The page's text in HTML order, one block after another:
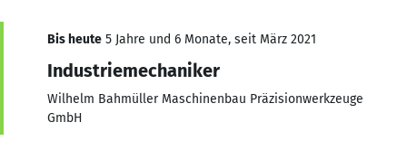
Bis heute 5 Jahre und 6 Monate, seit März 2021
Industriemechaniker
Wilhelm Bahmüller Maschinenbau Präzisionwerkzeuge
GmbH